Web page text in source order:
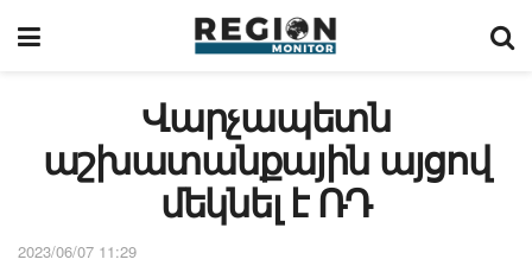
Վարչապետն
աշխատանքային այցով
մեկնել է ՌԴ
2023/06/07 11:29